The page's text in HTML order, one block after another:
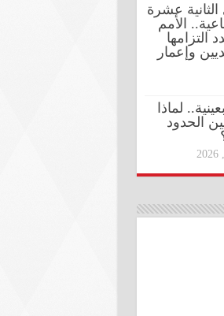
عشرة
الأمم
التزامها
وإعمار
لماذا
الحدود